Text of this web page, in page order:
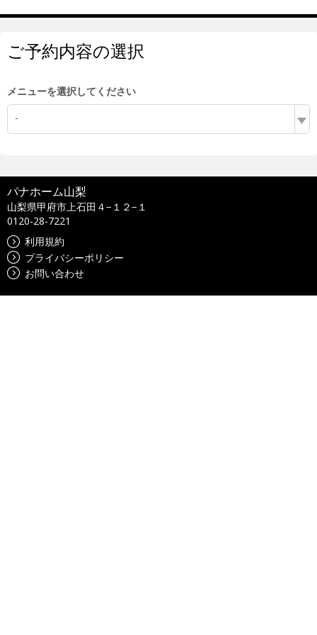
ご予約内容の選択
メニューを選択してください
-
パナホーム山梨
山梨県甲府市上石田４−１２−１
0120-28-7221
利用規約
プライバシーポリシー
お問い合わせ